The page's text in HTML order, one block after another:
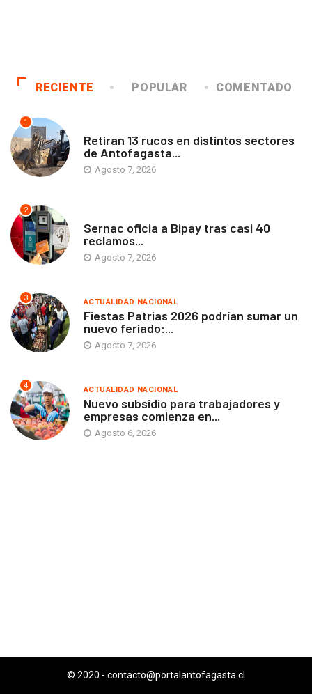
RECIENTE POPULAR COMENTADO
1
Retiran 13 rucos en distintos sectores
de Antofagasta...
Agosto 7, 2026
2
Sernac oficia a Bipay tras casi 40
reclamos...
Agosto 7, 2026
3 ACTUALIDAD NACIONAL
Fiestas Patrias 2026 podrían sumar un
nuevo feriado:...
Agosto 7, 2026
4 ACTUALIDAD NACIONAL
Nuevo subsidio para trabajadores y
empresas comienza en...
Agosto 6, 2026
© 2020 - contacto@portalantofagasta.cl